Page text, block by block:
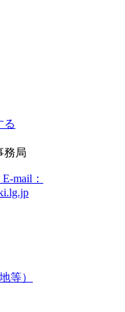
る
務局
E-mail：
等）